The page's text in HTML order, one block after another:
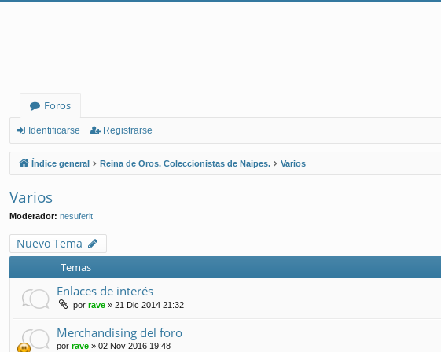
Foros
Identificarse Registrarse
Índice general Reina de Oros. Coleccionistas de Naipes. Varios
Varios
Moderador: nesuferit
Nuevo Tema
Temas
Enlaces de interés
por rave » 21 Dic 2014 21:32
Merchandising del foro
por rave » 02 Nov 2016 19:48